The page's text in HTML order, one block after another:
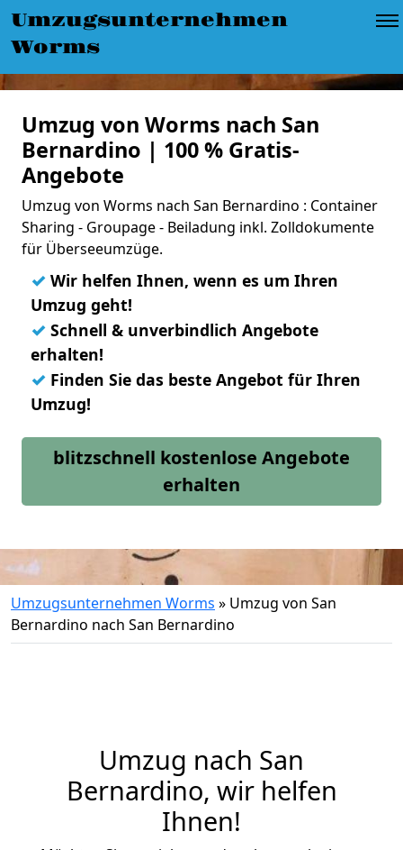
Umzugsunternehmen
Worms
Umzug von Worms nach San
Bernardino | 100 % Gratis-
Angebote
Umzug von Worms nach San Bernardino : Container
Sharing - Groupage - Beiladung inkl. Zolldokumente
für Überseeumzüge.
✓ Wir helfen Ihnen, wenn es um Ihren
Umzug geht!
✓ Schnell & unverbindlich Angebote
erhalten!
✓ Finden Sie das beste Angebot für Ihren
Umzug!
blitzschnell kostenlose Angebote
erhalten
Umzugsunternehmen Worms » Umzug von San
Bernardino nach San Bernardino
Umzug nach San
Bernardino, wir helfen
Ihnen!